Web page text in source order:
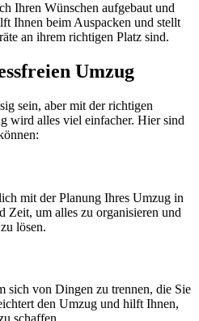
Ihren Wünschen aufgebaut und
Ihnen beim Auspacken und stellt
an ihrem richtigen Platz sind.
Umzug
sein, aber mit der richtigen
wird alles viel einfacher. Hier sind
mit der Planung Ihres Umzug in
Zeit, um alles zu organisieren und
lösen.
sich von Dingen zu trennen, die Sie
den Umzug und hilft Ihnen,
schaffen.